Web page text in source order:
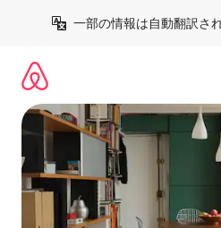
一部の情報は自動翻訳さ